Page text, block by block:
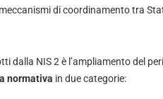
di coordinamento tra
dalla NIS 2 è l’ampliamento del
normativa in due categorie: